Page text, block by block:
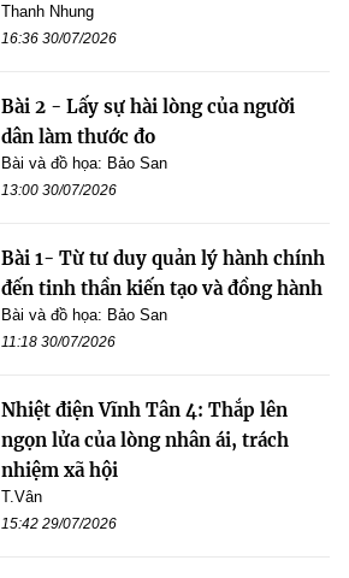
Thanh Nhung
16:36 30/07/2026
Bài 2 - Lấy sự hài lòng của người
dân làm thước đo
Bài và đồ họa: Bảo San
13:00 30/07/2026
Bài 1- Từ tư duy quản lý hành chính
đến tinh thần kiến tạo và đồng hành
Bài và đồ họa: Bảo San
11:18 30/07/2026
Nhiệt điện Vĩnh Tân 4: Thắp lên
ngọn lửa của lòng nhân ái, trách
nhiệm xã hội
T.Vân
15:42 29/07/2026